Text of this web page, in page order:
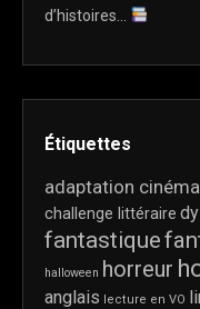
d’histoires…
Étiquettes
adaptation cinéma
challenge littéraire
fantastique
halloween horreur
anglais lecture en VO